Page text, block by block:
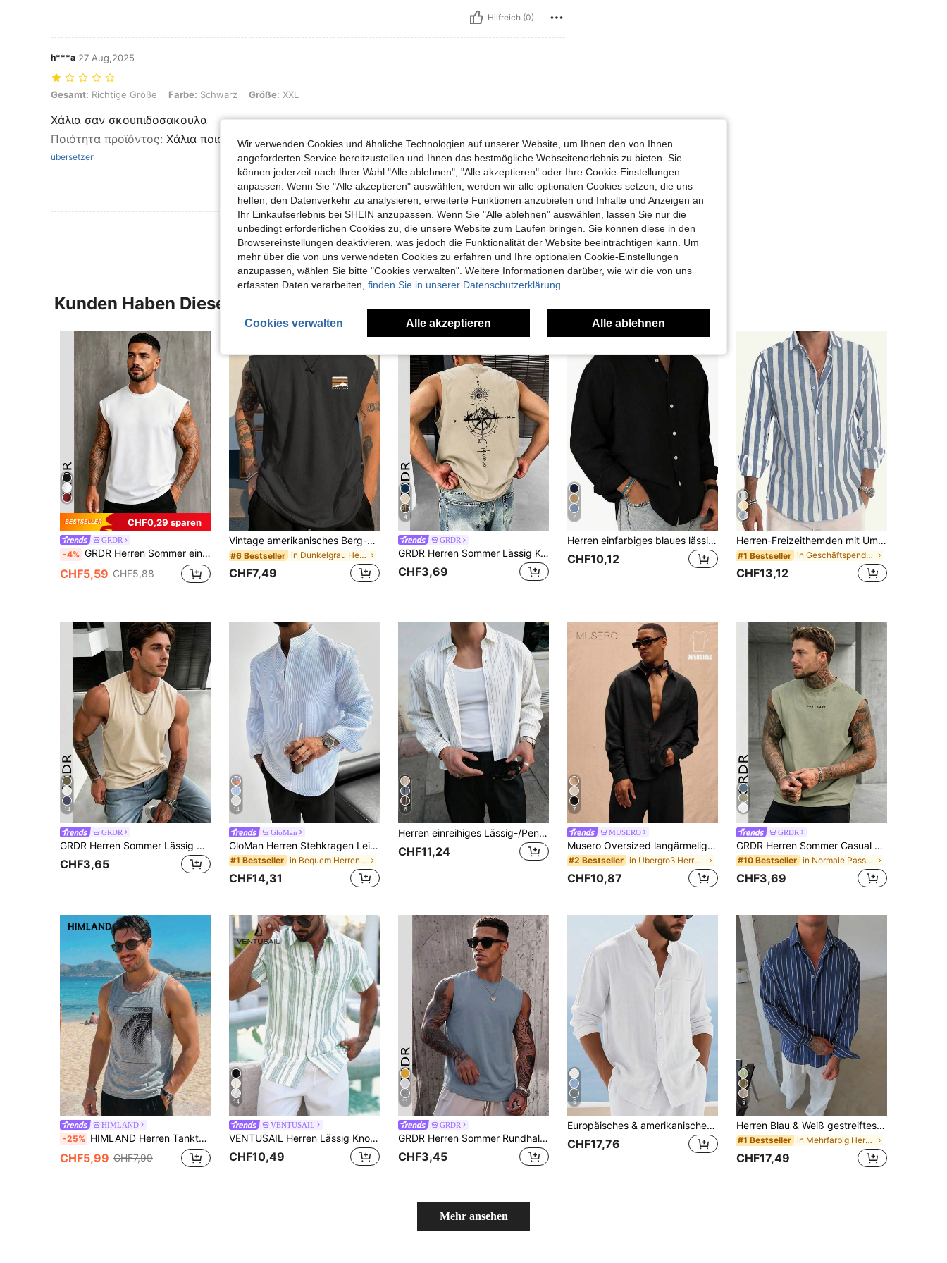
Hilfreich (0)
h***a 27 Aug,2025
Gesamt: Richtige Größe, Farbe: Schwarz, Größe: XXL
Gesamt: Richtige Größe Farbe: Schwarz Größe: XXL
Χάλια σαν σκουπιδοσακουλα
Ποιότητα προϊόντος: Χάλια ποιοτητα
übersetzen
Hilfreich (0)
Kunden Haben Diese Artikel Auch Angeschaut
CHF0,29 sparen
GRDR
-4% GRDR Herren Sommer einfarbiges Rundhals Lässig Loose Tank Top
CHF5,59 CHF5,88
Vintage amerikanisches Berg-Grafik-Ärmelloses Herren T-Shirt | Lässig locker sitzender Outdoor-Marken-Tanktop
#6 Bestseller in Dunkelgrau Herren Tanktops
CHF7,49
4
GRDR
GRDR Herren Sommer Lässig Kompass & Berg Muster Rundhals Trägershirt
CHF3,69
7
Herren einfarbiges blaues lässiges Langarmhemd, Outdoor Lässig minimalistisches Modehemd, lässiges Top, Smart Casual
CHF10,12
Herren-Freizeithemden mit Umlegekragen, langärmlig, mit Knopfleiste, locker geschnitten, aus steifem grobem Material, nicht dehnbar, minimalistischer Sommerstil, fällt groß aus
#1 Bestseller in Geschäftspendeln Herren Hemden
CHF13,12
14
GRDR
GRDR Herren Sommer Lässig Rundhals Ärmellos Tank Top
CHF3,65
14
GloMan
GloMan Herren Stehkragen Leinen Langarmhemd, leicht, atmungsaktiv, locker, lässig. Geeignet für Sommerurlaub, Party, Büro, Alltag. Herren Geschenk, Strand
#1 Bestseller in Bequem Herren Hemden
CHF14,31
6
Herren einreihiges Lässig-/Pendler-Hemd mit Streifen und kurzen Ärmeln, Smart Casual
CHF11,24
7
MUSERO
Musero Oversized langärmeliges Leinenhemd nur für Frühling Sommer Urlaub Ostern
#2 Bestseller in Übergroß Herren Oberteile
CHF10,87
GRDR
GRDR Herren Sommer Casual ärmelloses Rundhals Tank Top
#10 Bestseller in Normale Passform Herren Oberteile
CHF3,69
HIMLAND
-25% HIMLAND Herren Tanktop mit tropischem Muster, Urlaub, Vatertagsgeschenke, Fußball
CHF5,99 CHF7,99
14
VENTUSAIL
VENTUSAIL Herren Lässig Knopfleiste Kurzarm Hemd, Sommer, Urlaub
CHF10,49
11
GRDR
GRDR Herren Sommer Rundhals Lässig Ärmellos Tanktop
CHF3,45
5
Europäisches & amerikanisches Herren Leinen Stehkragen Langarm Lässig Knopfhemd mit hochrollbaren Ärmeln Strandtop (weiß halbtransparent)
CHF17,76
5
Herren Blau & Weiß gestreiftes Langarm Freizeitshirt, lockerer Schnitt, vielseitiges & minimalistisches Design, geeignet für mehrsaisoniges Alltagsoutfit, bequem & atmungsaktiv, leinenähnliche Textur, Herbst, Smart Lässig
#1 Bestseller in Mehrfarbig Herren Hemden
CHF17,49
Mehr ansehen
Wir verwenden Cookies und ähnliche Technologien auf unserer Website, um Ihnen den von Ihnen
angeforderten Service bereitzustellen und Ihnen das bestmögliche Webseitenerlebnis zu bieten. Sie
können jederzeit nach Ihrer Wahl "Alle ablehnen", "Alle akzeptieren" oder Ihre Cookie-Einstellungen
anpassen. Wenn Sie "Alle akzeptieren" auswählen, werden wir alle optionalen Cookies setzen, die uns
helfen, den Datenverkehr zu analysieren, erweiterte Funktionen anzubieten und Inhalte und Anzeigen an
Ihr Einkaufserlebnis bei SHEIN anzupassen. Wenn Sie "Alle ablehnen" auswählen, lassen Sie nur die
unbedingt erforderlichen Cookies zu, die unsere Website zum Laufen bringen. Sie können diese in den
Browsereinstellungen deaktivieren, was jedoch die Funktionalität der Website beeinträchtigen kann. Um
mehr über die von uns verwendeten Cookies zu erfahren und Ihre optionalen Cookie-Einstellungen
anzupassen, wählen Sie bitte "Cookies verwalten". Weitere Informationen darüber, wie wir die von uns
erfassten Daten verarbeiten, finden Sie in unserer Datenschutzerklärung.
Cookies verwalten Alle akzeptieren Alle ablehnen